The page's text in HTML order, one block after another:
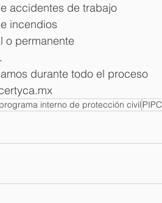
accidentes de trabajo
incendios
o permanente
durante todo el proceso
programa interno de protección civil PIPC